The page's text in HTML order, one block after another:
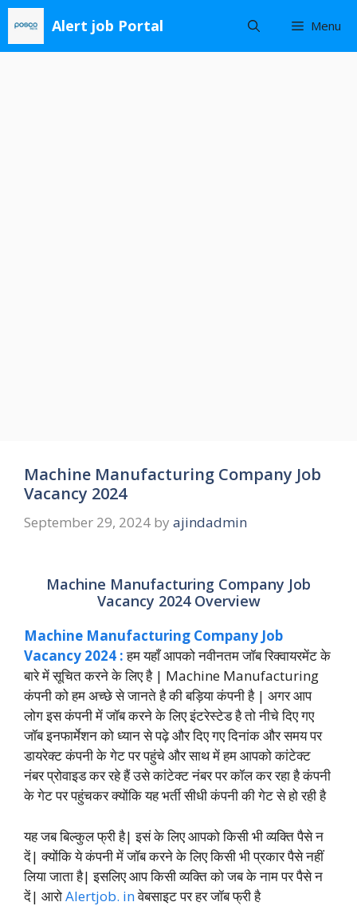
Skip
content
Alert job Portal Menu
Machine Manufacturing Company Job
Vacancy 2024
September 29, 2024 by ajindadmin
Machine Manufacturing Company Job
Vacancy 2024 Overview
Machine Manufacturing Company Job
Vacancy 2024 :हम यहाँ आपको नवीनतम जॉब रिक्वायरमेंट के
बारे में सूचित करने के लिए है | Machine Manufacturing
कंपनी को हम अच्छे से जानते है की बड़िया कंपनी है | अगर आप
लोग इस कंपनी में जॉब करने के लिए इंटरेस्टेड है तो नीचे दिए गए
जॉब इनफार्मेशन को ध्यान से पढ़े और दिए गए दिनांक और समय पर
डायरेक्ट कंपनी के गेट पर पहुंचे और साथ में हम आपको कांटेक्ट
नंबर प्रोवाइड कर रहे हैं उसे कांटेक्ट नंबर पर कॉल कर रहा है कंपनी
के गेट पर पहुंचकर क्योंकि यह भर्ती सीधी कंपनी की गेट से हो रही है
यह जब बिल्कुल फ्री है| इसं के लिए आपको किसी भी व्यक्ति पैसे न
दें| क्योंकि ये कंपनी में जॉब करने के लिए किसी भी प्रकार पैसे नहीं
लिया जाता है| इसलिए आप किसी व्यक्ति को जब के नाम पर पैसे न
दें| आरोAlertjob. inवेबसाइट पर हर जॉब फ्री है